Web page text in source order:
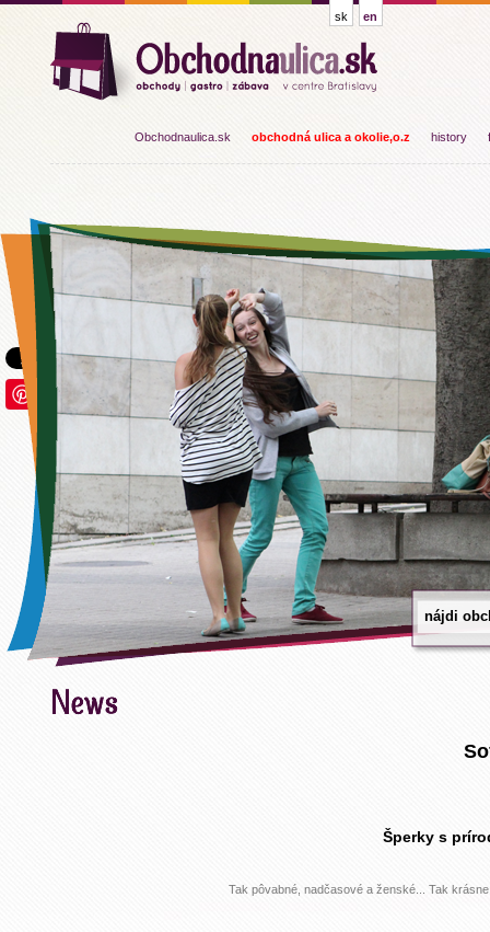
Save
sk en
Obchodnaulica.sk obchodná ulica a okolie,o.z history
Šperky s
Tak pôvabné, nadčasové a ženské... Tak